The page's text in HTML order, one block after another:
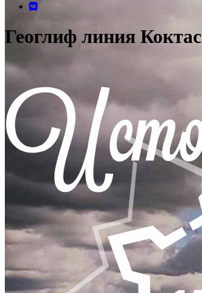
Геоглиф линия Коктас